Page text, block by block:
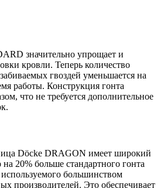
значительно упрощает и
кровли. Теперь количество
гвоздей уменьшается на
работы. Конструкция гонта
что не требуется дополнительное
Dӧcke DRAGON имеет широкий
20% больше стандартного гонта
используемого большинством
производителей. Это обеспечивает